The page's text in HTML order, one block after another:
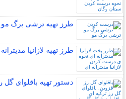
طرز تهیه ترشی برگ مو
طرز تهیه لازانیا
دستور تهیه باقلوای گل